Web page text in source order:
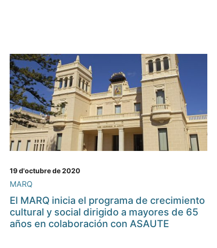
19 d'octubre de 2020
MARQ
El MARQ inicia el programa de crecimiento
cultural y social dirigido a mayores de 65
años en colaboración con ASAUTE